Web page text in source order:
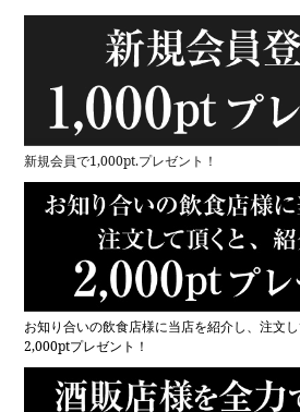
新規会員で1,000pt.プレゼント！
お知り合いの飲食店様に当店を紹介し、注文
2,000ptプレゼント！